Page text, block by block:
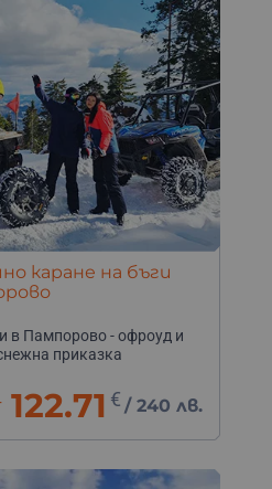
каране на бъги
в Пампорово - офроуд и
приказка
122.71 € /240 лв.